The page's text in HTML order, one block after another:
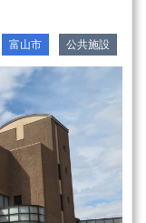
富山市 公共施設